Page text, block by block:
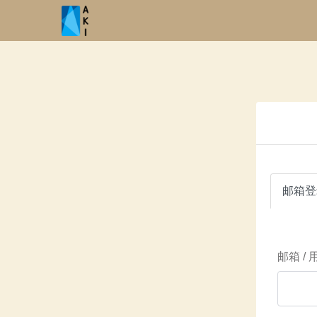
邮箱
邮箱 /